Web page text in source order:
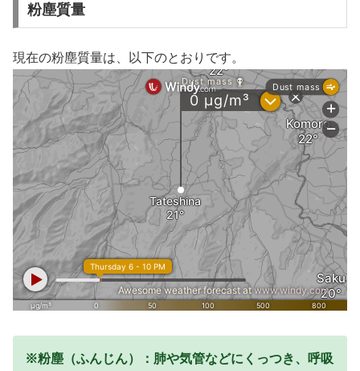
粉塵質量
現在の粉塵質量は、以下のとおりです。
※粉塵（ふんじん）：肺や気管などにくっつき、呼吸